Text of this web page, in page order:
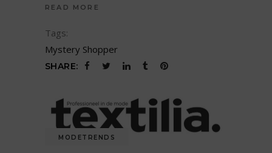
READ MORE
Tags:
Mystery Shopper
SHARE:
MODETRENDS